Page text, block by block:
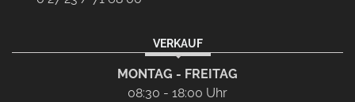
VERKAUF
MONTAG - FREITAG
08:30 - 18:00 Uhr